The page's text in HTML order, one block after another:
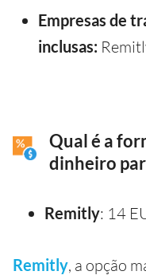
Empresas de
inclusas:
Qual é a
dinheiro
Remitly: 14
Remitly, a opção